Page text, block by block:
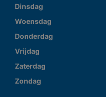
Dinsdag
Woensdag
Donderdag
Vrijdag
Zaterdag
Zondag